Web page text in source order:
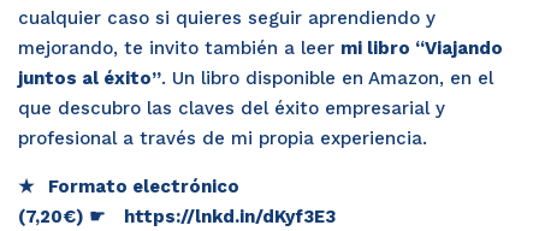
cualquier caso si quieres seguir aprendiendo y
mejorando, te invito también a leer mi libro “Viajando
juntos al éxito”. Un libro disponible en Amazon, en el
que descubro las claves del éxito empresarial y
profesional a través de mi propia experiencia.
★Formato electrónico
(7,20€) ☛ https://lnkd.in/dKyf3E3